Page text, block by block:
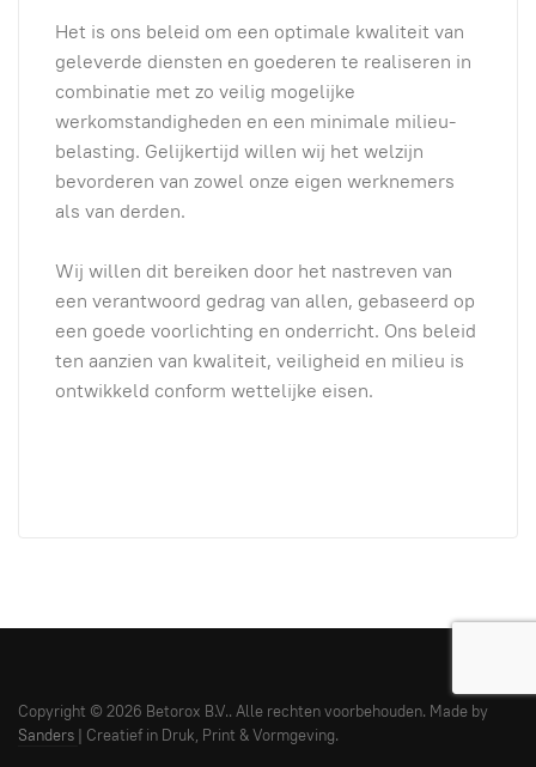
Het is ons beleid om een optimale kwaliteit van
geleverde diensten en goederen te realiseren in
combinatie met zo veilig mogelijke
werkomstandigheden en een minimale milieu-
belasting. Gelijkertijd willen wij het welzijn
bevorderen van zowel onze eigen werknemers
als van derden.
Wij willen dit bereiken door het nastreven van
een verantwoord gedrag van allen, gebaseerd op
een goede voorlichting en onderricht. Ons beleid
ten aanzien van kwaliteit, veiligheid en milieu is
ontwikkeld conform wettelijke eisen.
Copyright © 2026 Betorox B.V.. Alle rechten voorbehouden. Made by
Sanders | Creatief in Druk, Print & Vormgeving.